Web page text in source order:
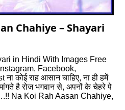
Chahiye – Shayari
in Hindi With Images Free
Facebook,
कोई राह आसान चाहिए, ना ही हमें
है रोज भगवान से, अपनों के चेहरे पे
Na Koi Rah Aasan Chahiye,